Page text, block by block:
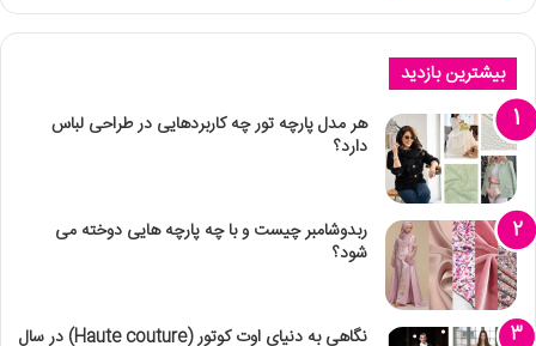
بیشترین بازدید
هر مدل پارچه تور چه کاربردهایی در طراحی لباس
دارد؟
ربدوشامبر چیست و با چه پارچه هایی دوخته می
شود؟
نگاهی به دنیای اوت کوتور (Haute couture) در سال